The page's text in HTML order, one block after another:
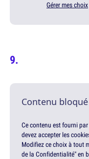
Gérer mes choix
Contenu
Ce contenu est fourni
devez accepter les
Modifiez ce choix à tout
de la Confidentialité" en